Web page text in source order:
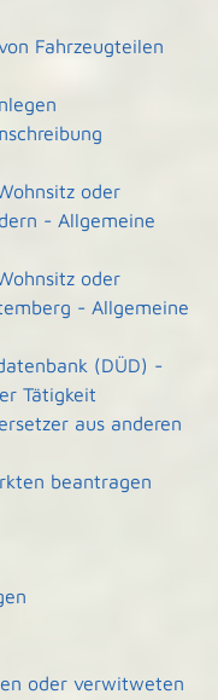
Fahrzeugteilen
oder
- Allgemeine
oder
- Allgemeine
(DÜD) -
Tätigkeit
aus anderen
beantragen
oder verwitweten